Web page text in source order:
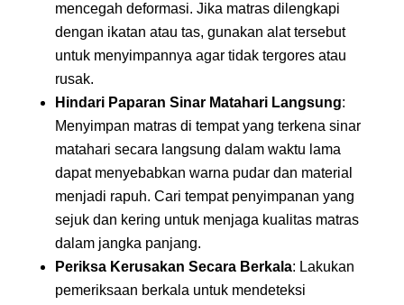
mencegah deformasi. Jika matras dilengkapi
dengan ikatan atau tas, gunakan alat tersebut
untuk menyimpannya agar tidak tergores atau
rusak.
Hindari Paparan Sinar Matahari Langsung:
Menyimpan matras di tempat yang terkena sinar
matahari secara langsung dalam waktu lama
dapat menyebabkan warna pudar dan material
menjadi rapuh. Cari tempat penyimpanan yang
sejuk dan kering untuk menjaga kualitas matras
dalam jangka panjang.
Periksa Kerusakan Secara Berkala: Lakukan
pemeriksaan berkala untuk mendeteksi